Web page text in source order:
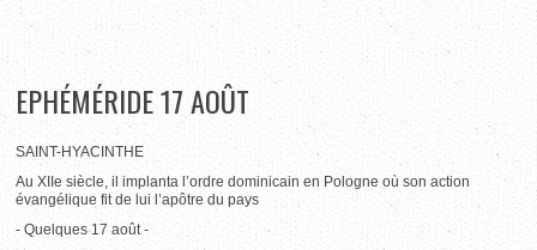
EPHÉMÉRIDE 17 AOÛT
SAINT-HYACINTHE
Au XIIe siècle, il implanta l’ordre dominicain en Pologne où son action
évangélique fit de lui l’apôtre du pays
- Quelques 17 août -